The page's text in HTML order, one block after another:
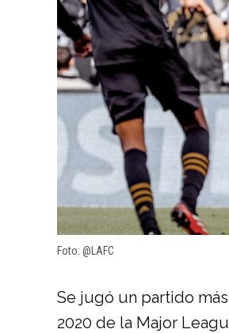
Foto: @LAFC
Se jugó un partido
2020 de la Major